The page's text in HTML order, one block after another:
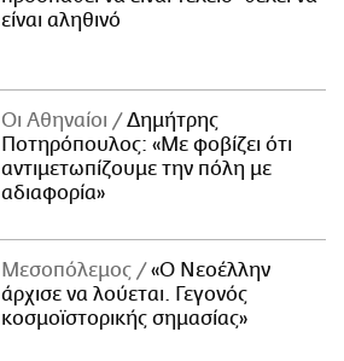
είναι αληθινό
Οι Αθηναίοι
Δημήτρης
Ποτηρόπουλος: «Με φοβίζει ότι
αντιμετωπίζουμε την πόλη με
αδιαφορία»
Μεσοπόλεμος
«Ο Νεοέλλην
άρχισε να λούεται. Γεγονός
κοσμοϊστορικής σημασίας»